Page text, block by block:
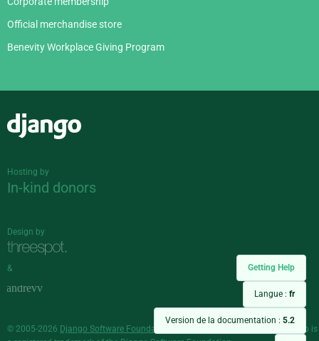
Getting Help
Langue : fr
Version de la documentation : 5.2
Official merchandise store
Benevity Workplace Giving Program
Hosting by
In-kind donors
Design by
&
© 2005-2026 Django Software Foundation
and individual contributors. Django is